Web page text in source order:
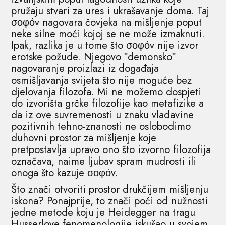
pružaju stvari za ures i ukrašavanje doma. Taj
σοφόv nagovara čovjeka na mišljenje poput
neke silne moći kojoj se ne može izmaknuti.
Ipak, razlika je u tome što σοφόv nije izvor
erotske požude. Njegovo ʺdemonskoʺ
nagovaranje proizlazi iz događaja
osmišljavanja svijeta što nije moguće bez
djelovanja filozofa. Mi ne možemo dospjeti
do izvorišta grčke filozofije kao metafizike a
da iz ove suvremenosti u znaku vladavine
pozitivnih tehno-znanosti ne oslobodimo
duhovni prostor za mišljenje koje
pretpostavlja upravo ono što izvorno filozofija
označava, naime ljubav spram mudrosti ili
onoga što kazuje σοφόv.
Što znači otvoriti prostor drukčijem mišljenju
iskona? Ponajprije, to znači poći od nužnosti
jedne metode koju je Heidegger na tragu